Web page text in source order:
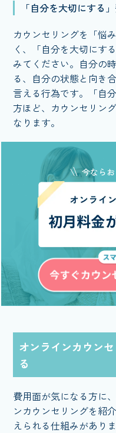
「自分を大切にする
カウンセリングを「悩
く、「自分を大切にす
みてください。自分の
る、自分の状態と向き
言える行為です。「自
方ほど、カウンセリン
なります。
今なら
オンラインカウン
る
費用面が気になる方に
ンカウンセリングを紹
えられる仕組みがありま